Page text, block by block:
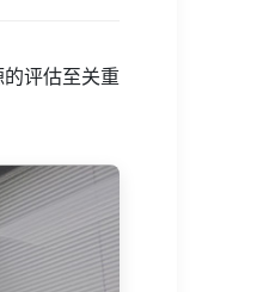
评估至关重